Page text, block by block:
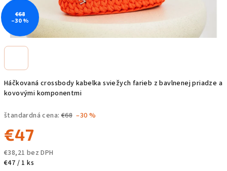
Háčkovaná crossbody kabelka sviežych farieb z bavlnenej priadze a
kovovými komponentmi
štandardná cena: €68 –30 %
€47
€38,21 bez DPH
Jednotková
€47 / 1 ks
€68
–30 %